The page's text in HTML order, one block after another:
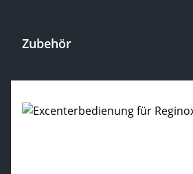
Zubehör